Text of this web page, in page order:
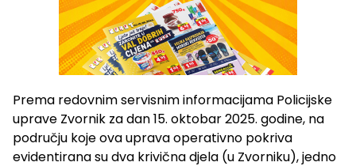
Prema redovnim servisnim informacijama Policijske
uprave Zvornik za dan 15. oktobar 2025. godine, na
području koje ova uprava operativno pokriva
evidentirana su dva krivična djela (u Zvorniku), jedno